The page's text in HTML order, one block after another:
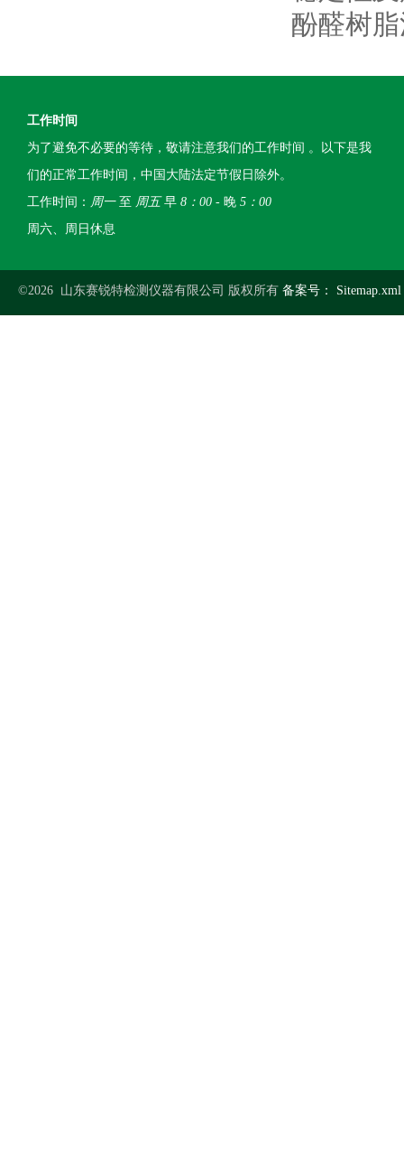
酚醛树
工作时间
为了避免不必要的等待，敬请注意我们的工作时间 。以下是我
们的正常工作时间，中国大陆法定节假日除外。
工作时间： 周一至 周五早 8：00 - 晚 5：00
周六、周日休息
©2026 山东赛锐特检测仪器有限公司 版权所有 备案号： Sitemap.xml